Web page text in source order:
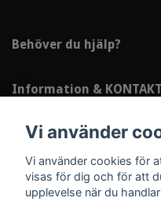
Behöver du hjälp?
Information & KONTAKT
Sociala medier
Vi använder
Vi använder cookies för
visas för dig och för att
upplevelse när du